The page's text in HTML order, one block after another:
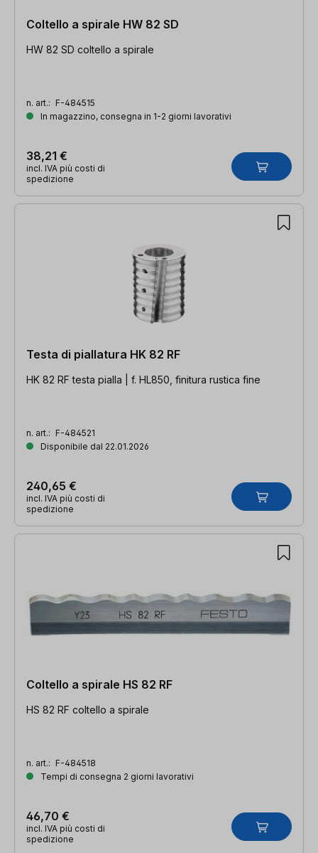
Coltello a spirale HW 82 SD
HW 82 SD coltello a spirale
n. art.: F-484515
In magazzino, consegna in 1-2 giorni lavorativi
38,21 €
incl. IVA più costi di
spedizione
Testa di piallatura HK 82 RF
HK 82 RF testa pialla | f. HL850, finitura rustica fine
n. art.: F-484521
Disponibile dal 22.01.2026
240,65 €
incl. IVA più costi di
spedizione
Coltello a spirale HS 82 RF
HS 82 RF coltello a spirale
n. art.: F-484518
Tempi di consegna 2 giorni lavorativi
46,70 €
incl. IVA più costi di
spedizione